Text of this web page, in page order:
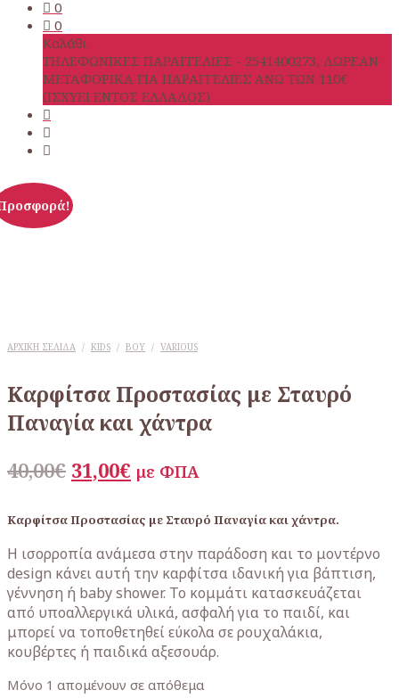
0
0
Καλάθι
ΤΗΛΕΦΩΝΙΚΕΣ ΠΑΡΑΓΓΕΛΙΕΣ - 2541400273, ΔΩΡΕΑΝ
ΜΕΤΑΦΟΡΙΚΑ ΓΙΑ ΠΑΡΑΓΓΕΛΙΕΣ ΑΝΩ ΤΩΝ 110€
(ΙΣΧΥΕΙ ΕΝΤΟΣ ΕΛΛΑΔΟΣ)
ΑΡΧΙΚΉ ΣΕΛΊΔΑ / KIDS / BOY / VARIOUS
Καρφίτσα Προστασίας με Σταυρό
Παναγία και χάντρα
40,00€ Original
was:
40,00€.
31,00€ Η
τιμή
είναι:
31,00€.
με ΦΠΑ
Καρφίτσα Προστασίας με Σταυρό Παναγία και χάντρα.
Η ισορροπία ανάμεσα στην παράδοση και το μοντέρνο
design κάνει αυτή την καρφίτσα ιδανική για βάπτιση,
γέννηση ή baby shower. Το κομμάτι κατασκευάζεται
από υποαλλεργικά υλικά, ασφαλή για το παιδί, και
μπορεί να τοποθετηθεί εύκολα σε ρουχαλάκια,
κουβέρτες ή παιδικά αξεσουάρ.
Μόνο 1 απομένουν σε απόθεμα